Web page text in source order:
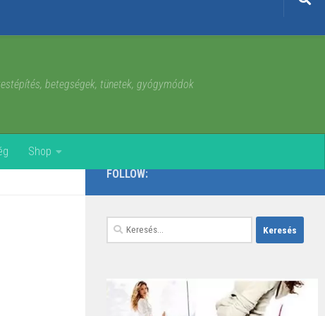
betegségek, tünetek, gyógymódok
Shop
FOLLOW:
Keresés: